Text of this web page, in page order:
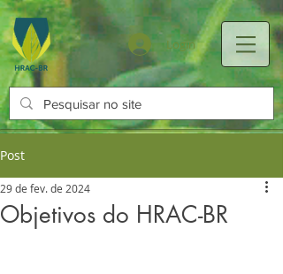
Login
Post
Objetivos do HRAC-BR
29 de fev. de 2024